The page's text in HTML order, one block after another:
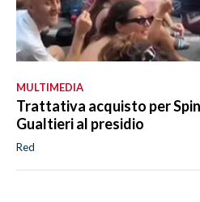
MULTIMEDIA
Trattativa acquisto per
Gualtieri al presidio
Red